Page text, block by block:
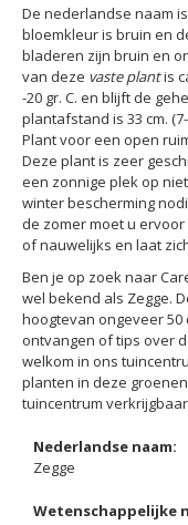
De nederlandse naam is
bloemkleur is bruin en
bladeren zijn bruin en
van deze vaste plantis
-20 gr. C. en blijft de
plantafstand is 33 cm.
Plant voor een open
Deze plant is zeer
een zonnige plek op
winter bescherming
de zomer moet u
of nauwelijks en laat
Ben je op zoek naar
wel bekend als Zegge.
hoogtevan ongeveer 50
ontvangen of tips over
welkom in ons
planten in deze
tuincentrum
Nederlandse naam:
Zegge
Wetenschappelijke